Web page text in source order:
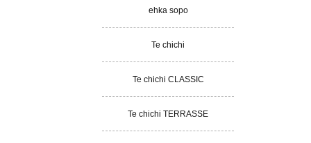
ehka sopo
Te chichi
Te chichi CLASSIC
Te chichi TERRASSE